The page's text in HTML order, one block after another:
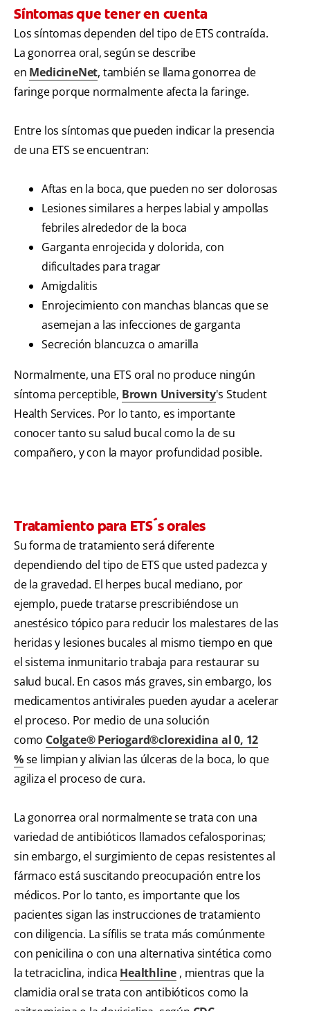
Síntomas que tener en cuenta
Los síntomas dependen del tipo de ETS contraída.
La gonorrea oral, según se describe
en MedicineNet, también se llama gonorrea de
faringe porque normalmente afecta la faringe.
Entre los síntomas que pueden indicar la presencia
de una ETS se encuentran:
Aftas en la boca, que pueden no ser dolorosas
Lesiones similares a herpes labial y ampollas
febriles alrededor de la boca
Garganta enrojecida y dolorida, con
dificultades para tragar
Amigdalitis
Enrojecimiento con manchas blancas que se
asemejan a las infecciones de garganta
Secreción blancuzca o amarilla
Normalmente, una ETS oral no produce ningún
síntoma perceptible, Brown University's Student
Health Services. Por lo tanto, es importante
conocer tanto su salud bucal como la de su
compañero, y con la mayor profundidad posible.
Tratamiento para ETS´s orales
Su forma de tratamiento será diferente
dependiendo del tipo de ETS que usted padezca y
de la gravedad. El herpes bucal mediano, por
ejemplo, puede tratarse prescribiéndose un
anestésico tópico para reducir los malestares de las
heridas y lesiones bucales al mismo tiempo en que
el sistema inmunitario trabaja para restaurar su
salud bucal. En casos más graves, sin embargo, los
medicamentos antivirales pueden ayudar a acelerar
el proceso. Por medio de una solución
como Colgate® Periogard®clorexidina al 0, 12
%se limpian y alivian las úlceras de la boca, lo que
agiliza el proceso de cura.
La gonorrea oral normalmente se trata con una
variedad de antibióticos llamados cefalosporinas;
sin embargo, el surgimiento de cepas resistentes al
fármaco está suscitando preocupación entre los
médicos. Por lo tanto, es importante que los
pacientes sigan las instrucciones de tratamiento
con diligencia. La sífilis se trata más comúnmente
con penicilina o con una alternativa sintética como
la tetraciclina, indica Healthline , mientras que la
clamidia oral se trata con antibióticos como la